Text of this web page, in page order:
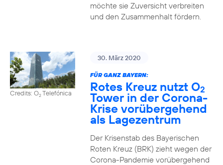
möchte sie Zuversicht verbreiten
und den Zusammenhalt fördern.
Credits: O2Telefónica
30. März 2020
FÜR GANZ BAYERN:
Rotes Kreuz nutzt O2
Tower in der Corona-
Krise vorübergehend
als Lagezentrum
Der Krisenstab des Bayerischen
Roten Kreuz (BRK) zieht wegen der
Corona-Pandemie vorübergehend